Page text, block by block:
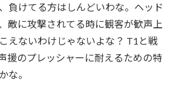
負けてる方はしんどいわな。ヘッド
敵に攻撃されてる時に観客が歓声上
えないわけじゃないよな？ T1と戦
援のプレッシャーに耐えるための特
な。